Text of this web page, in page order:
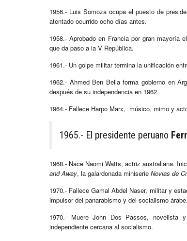
1956.- Luis Somoza ocupa el puesto de
atentado ocurrido ocho días antes.
1958.- Aprobado en Francia por gran mayoría
que da paso a la V República.
1961.- Un golpe militar termina la unificación
1962.- Ahmed Ben Bella forma gobierno en
después de su independencia en 1962.
1964.- Fallece Harpo Marx, músico, mimo y
1965.- El presidente peruano
1968.- Nace Naomi Watts, actriz australiana.
and Away, la galardonada miniserie Novias de
1970.- Fallece Gamal Abdel Naser, militar y
impulsor del panarabismo y del socialismo árabe.
1970.- Muere John Dos Passos, novelista
independiente cercana al socialismo.